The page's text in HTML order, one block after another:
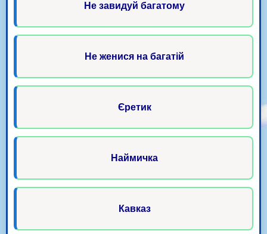
Не завидуй багатому
Не женися на багатій
Єретик
Наймичка
Кавказ